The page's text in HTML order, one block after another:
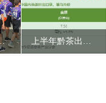
年共赏兴义好风光 上半年黔茶出口量额双增 均价跃居全国第二